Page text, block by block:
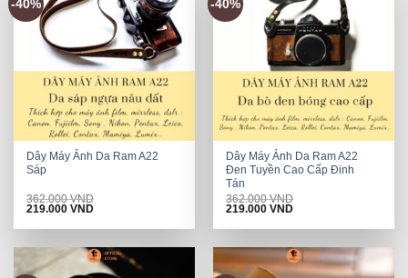
-40%
Dây Máy Ảnh Da Ram A22
Sáp
362.000VND
Original
was:
219.000VNDCurrent
is:
-40%
Dây Máy Ảnh Da Ram A22
Đen Tuyền Cao Cấp Đinh
Tán
362.000VND
Original
was:
219.000VNDCurrent
is: